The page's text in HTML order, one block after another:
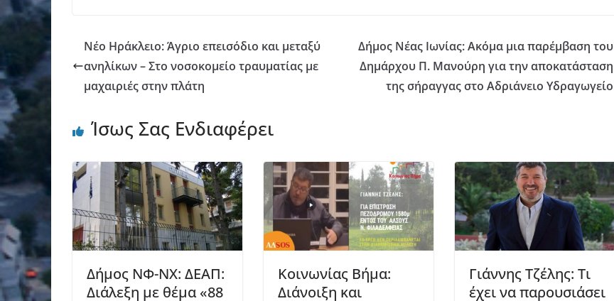
Νέο Ηράκλειο: Άγριο επεισόδιο και μεταξύ
ανηλίκων – Στο νοσοκομείο τραυματίας με
μαχαιριές στην πλάτη
Δήμος Νέας Ιωνίας: Ακόμα μια παρέμβαση του
Δημάρχου Π. Μανούρη για την αποκατάσταση
της σήραγγας στο Αδριάνειο Υδραγωγείο
Ίσως Σας Ενδιαφέρει
Δήμος ΝΦ-ΝΧ: ΔΕΑΠ:
Διάλεξη με θέμα «88
Κοινωνίας Βήμα:
Διάνοιξη και
Γιάννης Τζέλης: Τι
έχει να παρουσιάσει